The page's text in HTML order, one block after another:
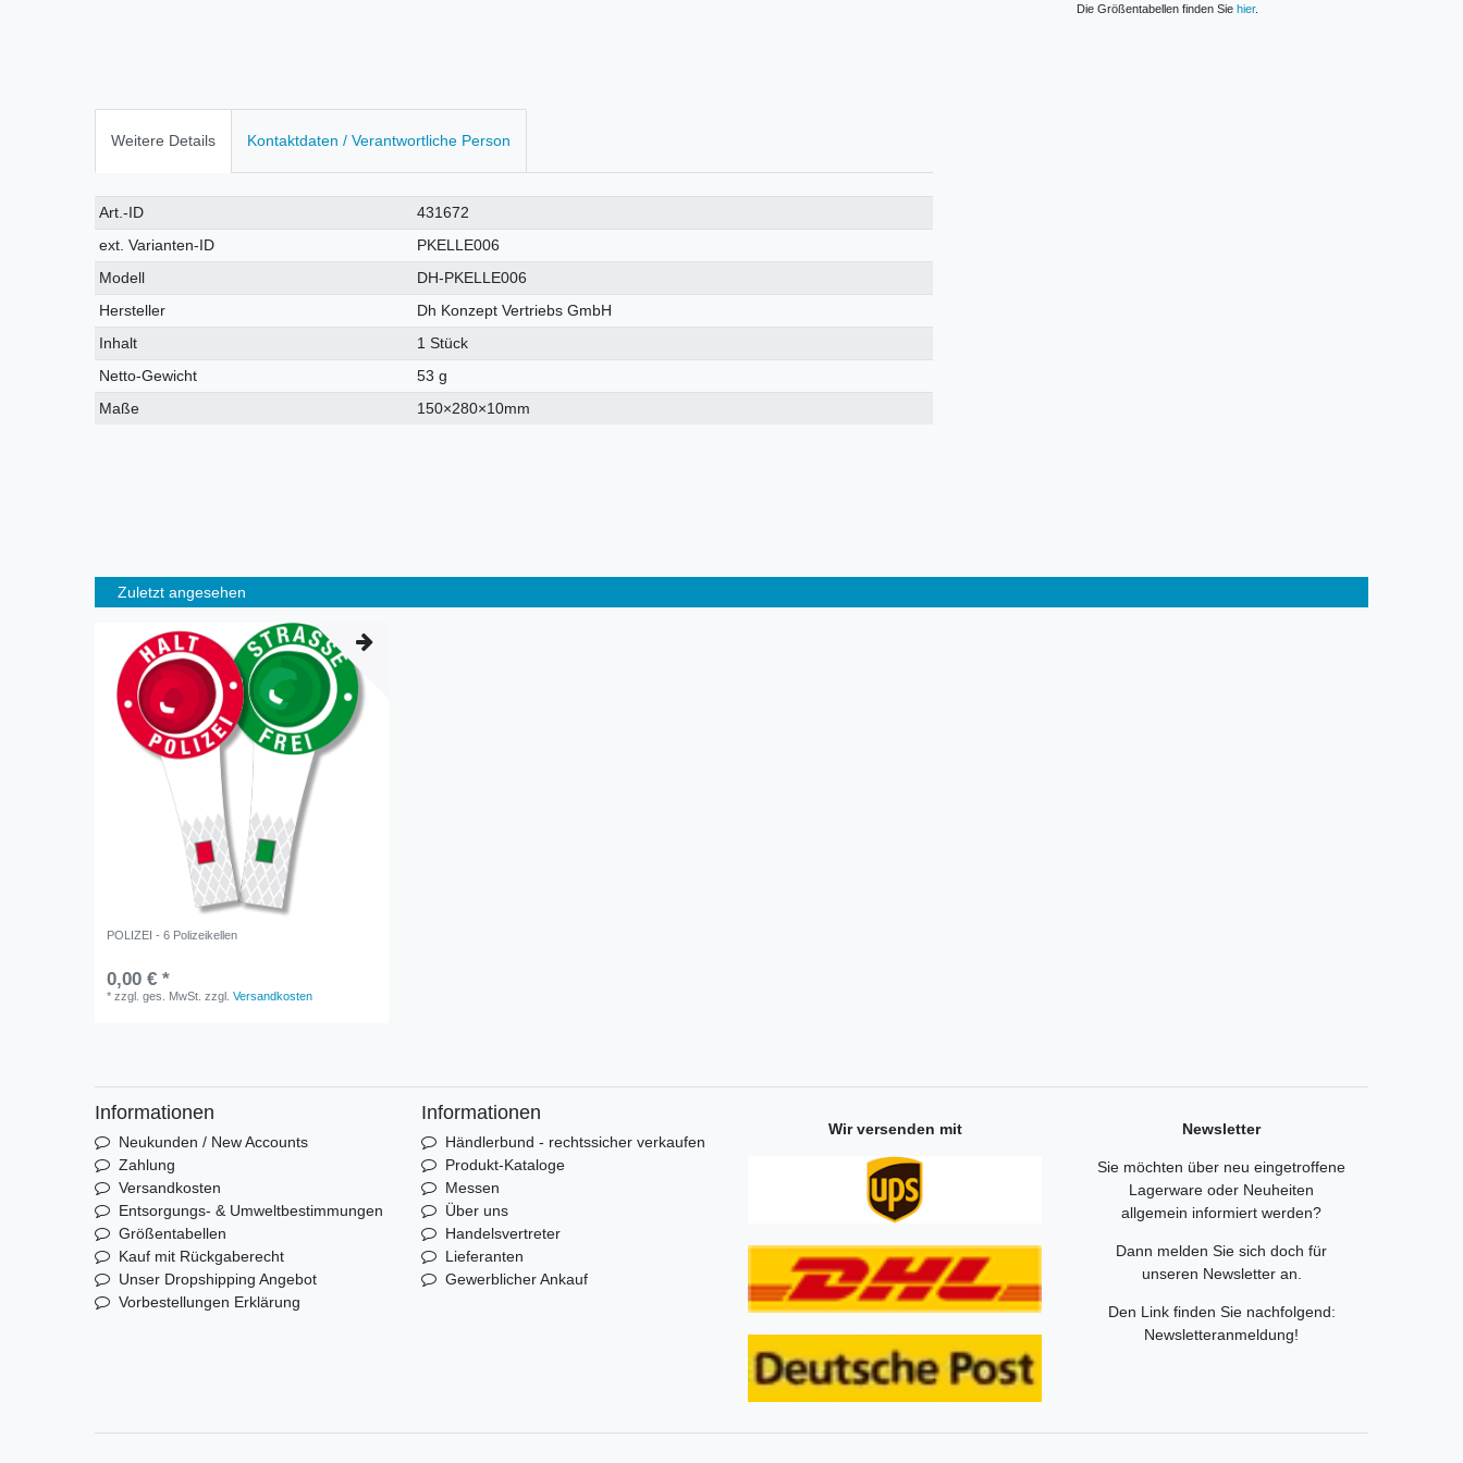
Die Größentabellen finden Sie hier.
Weitere Details Kontaktdaten / Verantwortliche Person
Technisches
Merkmal
Wert
Art.-ID
431672
ext. Varianten-ID
PKELLE006
Modell
DH-PKELLE006
Hersteller
Dh Konzept Vertriebs GmbH
Inhalt
1 Stück
Netto-Gewicht
53 g
Maße
150×280×10mm
Zuletzt angesehen
POLIZEI - 6 Polizeikellen
0,00 € *
*zzgl. ges. MwSt. zzgl.Versandkosten
Informationen
Neukunden / New Accounts
Zahlung
Versandkosten
Entsorgungs- & Umweltbestimmungen
Größentabellen
Kauf mit Rückgaberecht
Unser Dropshipping Angebot
Vorbestellungen Erklärung
Informationen
Händlerbund - rechtssicher verkaufen
Produkt-Kataloge
Messen
Über uns
Handelsvertreter
Lieferanten
Gewerblicher Ankauf
Wir versenden mit Newsletter
Sie möchten über neu eingetroffene
Lagerware oder Neuheiten
allgemein informiert werden?
Dann melden Sie sich doch für
unseren Newsletter an.
Den Link finden Sie nachfolgend:
Newsletteranmeldung!